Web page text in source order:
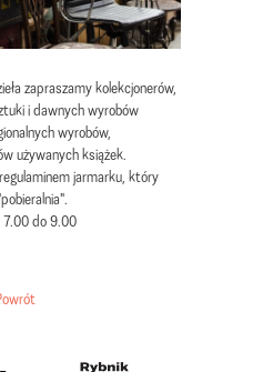
zapraszamy kolekcjonerów,
i dawnych wyrobów
wyrobów,
używanych książek.
jarmarku, który
do 9.00